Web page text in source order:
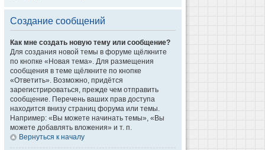
Создание сообщений
Как мне создать новую тему или сообщение?
Для создания новой темы в форуме щёлкните
по кнопке «Новая тема». Для размещения
сообщения в теме щёлкните по кнопке
«Ответить». Возможно, придётся
зарегистрироваться, прежде чем отправить
сообщение. Перечень ваших прав доступа
находится внизу страниц форума или темы.
Например: «Вы можете начинать темы», «Вы
можете добавлять вложения» и т. п.
Вернуться к началу